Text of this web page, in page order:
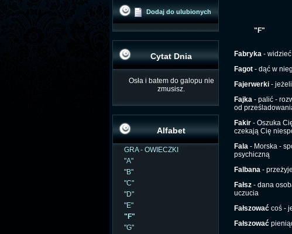
Dodaj do ulubionych
Cytat Dnia
Osła i batem do galopu nie
zmusisz.
Alfabet
GRA - OWIECZKI
"A"
"B"
"C"
"D"
"E"
"F"
"G"
"F"
Fabryka- widzieć
Fagot- dąć w
Fajerwerki- jeżeli
Fajka- palić -
od
Fakir- Oszuka
czekają Cię
Fala- Morska -
psychiczną
Falbana-
Fałsz- dana
uczucia
Fałszowaćcoś -
Fałszować